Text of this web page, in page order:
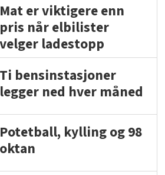
Mat er viktigere enn
pris når elbilister
velger ladestopp
Ti bensinstasjoner
legger ned hver måned
Potetball, kylling og 98
oktan